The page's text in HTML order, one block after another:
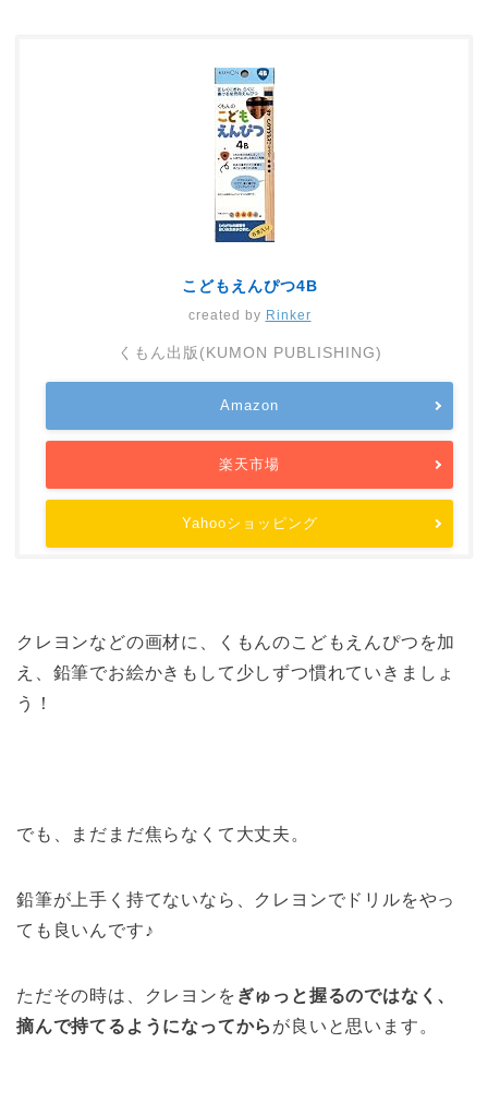
こどもえんぴつ4B
created by Rinker
くもん出版(KUMON PUBLISHING)
Amazon
楽天市場
Yahooショッピング
クレヨンなどの画材に、くもんのこどもえんぴつを加
え、鉛筆でお絵かきもして少しずつ慣れていきましょ
う！
でも、まだまだ焦らなくて大丈夫。
鉛筆が上手く持てないなら、クレヨンでドリルをやっ
ても良いんです♪
ただその時は、クレヨンを ぎゅっと握るのではなく、
摘んで持てるようになってから が良いと思います。